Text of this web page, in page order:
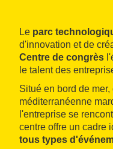
Le parc
d'innovation et de
Centre de congrès
le talent des
Situé en bord de
méditerranéenne
l'entreprise se
centre offre un cadre
tous types